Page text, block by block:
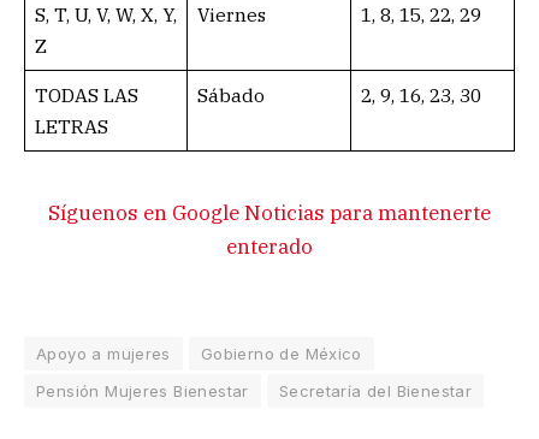
S, T, U, V, W, X, Y,
Z
Viernes 1, 8, 15, 22, 29
TODAS LAS
LETRAS
Sábado 2, 9, 16, 23, 30
Síguenos en Google Noticias para mantenerte
enterado
Apoyo a mujeres
Gobierno de México
Pensión Mujeres Bienestar
Secretaría del Bienestar